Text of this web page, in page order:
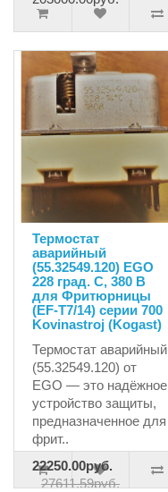
Термостат
аварийный
(55.32549.120) EGO
228 град. С, 380 В
для Фритюрницы
(EF-T7/14) серии 700
Kovinastroj (Kogast)
Термостат аварийный
(55.32549.120) от
EGO — это надёжное
устройство защиты,
предназначенное для
фрит..
22250.00руб.
27611.59руб.